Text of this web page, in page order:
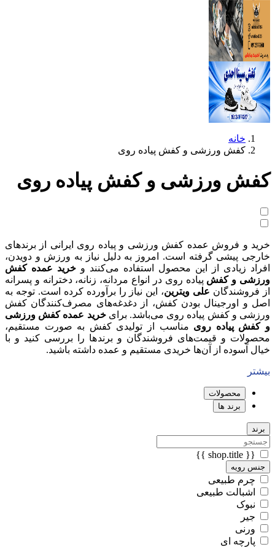
خانه
کفش ورزشی و کفش پیاده روی
کفش ورزشی و کفش پیاده روی
خرید و فروش عمده کفش ورزشی و پیاده روی ایرانی از برندهای
خارجی پیشی گرفته است. امروز به دلیل نیاز به ورزش و دویدن،
افراد زیادی از این محصول استفاده می‌کنند و خرید عمده کفش
ورزشی و کفش پیاده روی در انواع مردانه،‌ زنانه، دخترانه و پسرانه
از فروشندگان علی ویترین، ا ین نیاز را برآورده کرده است. توجه به
اصل و اورجینال بودن کفش، از دغدغه‌های مصرف‌کنندگان کفش
ورزشی و کفش پیاده روی می‌باشد. برایخرید عمده کفش ورزشی
و کفش پیاده روی مناسب از تولیدی کفش به صورت مستقیم،
محصولات و قیمت‌های فروشندگان و برندها را بررسی کنید و با
خیال آسوده از آن‌ها خریدی مستقیم و عمده داشته باشید.
بیشتر
محصولات
برند ها
برند
{{ shop.title }}
جنس رویه
چرم طبیعی
اشبالت طبیعی
نبوک
جیر
ورنی
پارچه ای